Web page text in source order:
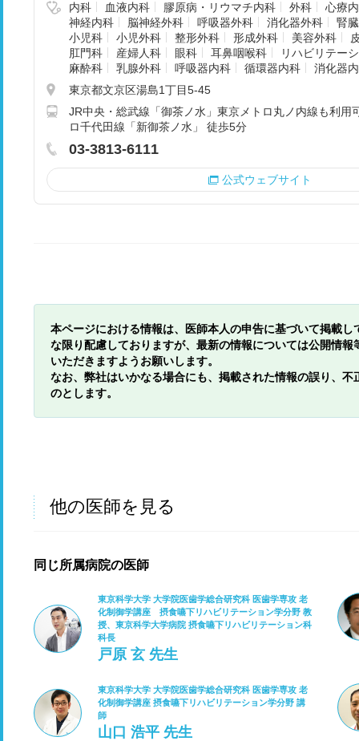
内科 血液内科 膠原病・リウマチ内科 外科
心療
神経内科
脳神経外科 呼吸器外科 消化器外科
腎
小児科
小児外科 整形外科 形成外科 美容外科
肛門科
産婦人科 眼科 耳鼻咽喉科
リハビリテー
麻酔科
乳腺外科 呼吸器内科 循環器内科
消化器
東京都文京区湯島1丁目5-45
JR中央・総武線「御茶ノ水」東京メトロ丸ノ内線も利用
ロ千代田線「新御茶ノ水」 徒歩5分
03-3813-6111
公式ウェブサイト
本ページにおける情報は、医師本人の申告に基づいて掲載
な限り配慮しておりますが、最新の情報については公開情
いただきますようお願いします。
なお、弊社はいかなる場合にも、掲載された情報の誤り、
のとします。
他の医師を見る
同じ所属病院の医師
東京科学大学 大学院医歯学総合研究科 医歯学専攻 老
化制御学講座 摂食嚥下リハビリテーション学分野 教
授、東京科学大学病院 摂食嚥下リハビリテーション科
科長
戸原 玄 先生
東京科学大学 大学院医歯学総合研究科 医歯学専攻 老
化制御学講座 摂食嚥下リハビリテーション学分野 講
師
山口 浩平 先生